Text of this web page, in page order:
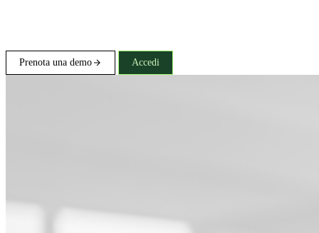
Prenota una demo Accedi